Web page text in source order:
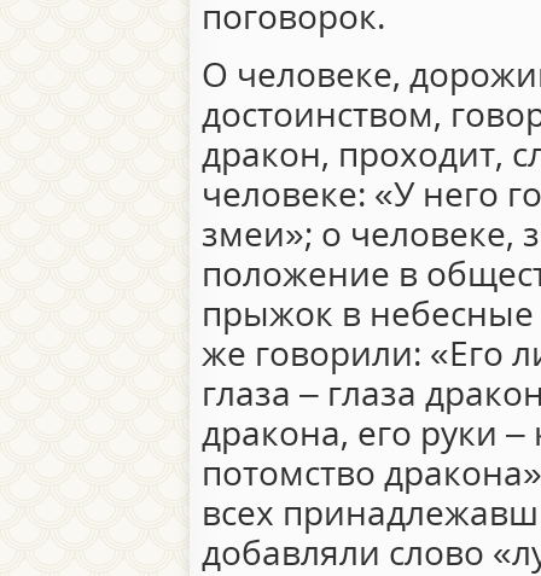
поговорок.
О человеке,
достоинством,
дракон, проходит,
человеке: «У него
змеи»; о
положение в
прыжок в
же говорили: «Его
глаза – глаза
дракона, его руки –
потомство
всех
добавляли слово